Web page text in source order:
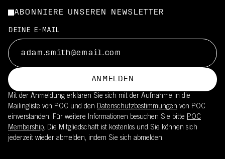
ABONNIERE UNSEREN NEWSLETTER
DEINE E-MAIL
ANMELDEN
Mit der Anmeldung erklären Sie sich mit der Aufnahme in die
Mailingliste von POC und den Datenschutzbestimmungen von POC
einverstanden. Für weitere Informationen besuchen Sie bitte POC
Membership. Die Mitgliedschaft ist kostenlos und Sie können sich
jederzeit wieder abmelden, indem Sie sich abmelden.